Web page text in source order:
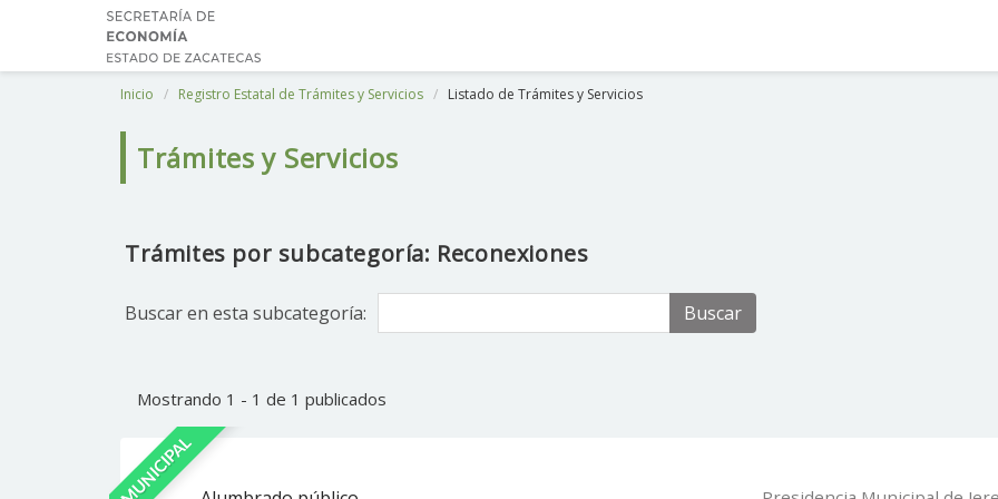
Inicio Registro Estatal de Trámites y Servicios Listado de Trámites y Servicios
Trámites y Servicios
Trámites por subcategoría: Reconexiones
Buscar en esta subcategoría: Buscar
Mostrando 1 - 1 de 1 publicados
MUNICIPAL